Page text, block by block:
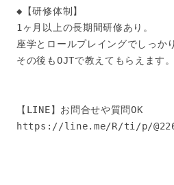
◆【研修体制】
1ヶ月以上の長期間研修あり。
座学とロールプレイングでしっか
その後もOJTで教えてもらえます。
【LINE】お問合せや質問OK
https://line.me/R/ti/p/